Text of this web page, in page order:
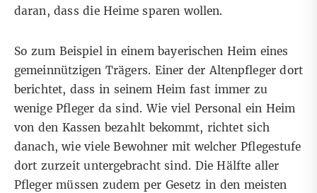
daran, dass die Heime sparen wollen.
So zum Beispiel in einem bayerischen Heim eines
gemeinnützigen Trägers. Einer der Altenpfleger dort
berichtet, dass in seinem Heim fast immer zu
wenige Pfleger da sind. Wie viel Personal ein Heim
von den Kassen bezahlt bekommt, richtet sich
danach, wie viele Bewohner mit welcher Pflegestufe
dort zurzeit untergebracht sind. Die Hälfte aller
Pfleger müssen zudem per Gesetz in den meisten